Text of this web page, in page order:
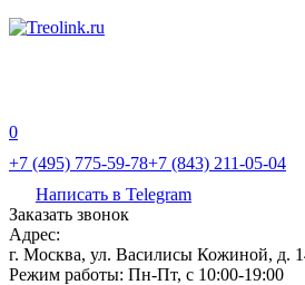
0
+7 (495) 775-59-78+7 (843) 211-05-04
Написать в Telegram
Заказать звонок
Адрес:
г. Москва, ул. Василисы Кожиной, д.
Режим работы: Пн-Пт, с 10:00-19:00